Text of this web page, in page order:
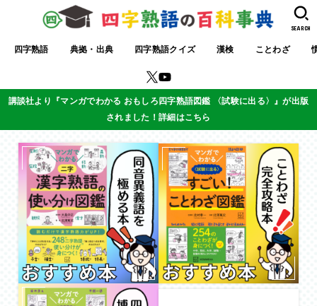
四字熟語 典拠・出典 四字熟語クイズ 漢検 ことわざ
SEARCH
講談社より『マンガでわかる おもしろ四字熟語図鑑 〈試験に出る〉』が出版
されました！詳細はこちら